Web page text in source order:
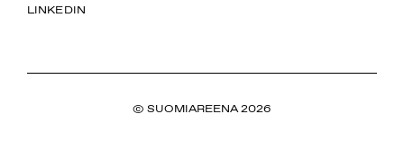
LINKEDIN
© SUOMIAREENA 2026